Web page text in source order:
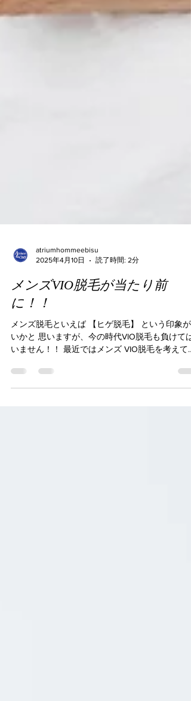
atriumhommeebisu
メンズVIO脱毛が当たり前
に！！
メンズ脱毛といえば 【ヒゲ脱毛】 という印象が
いかと 思いますが、今の時代VIO脱毛も負けては
る方も多いかと思いますが VIO脱毛にどんなメリ
ットがあるのか？ 女性からどう思われるかを気